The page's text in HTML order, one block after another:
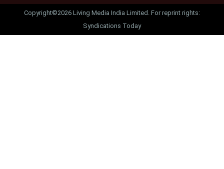
Copyright©2026 Living Media India Limited. For reprint rights:
Syndications Today